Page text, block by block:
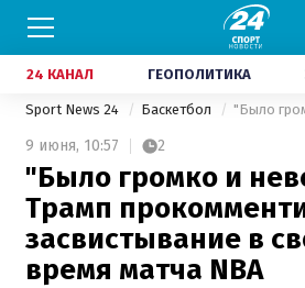
24 КАНАЛ ГЕОПОЛИТИКА
Sport News 24 Баскетбол
9 июня, 10:57 2
"Было громко и
Трамп
засвистывание в
время матча NBA